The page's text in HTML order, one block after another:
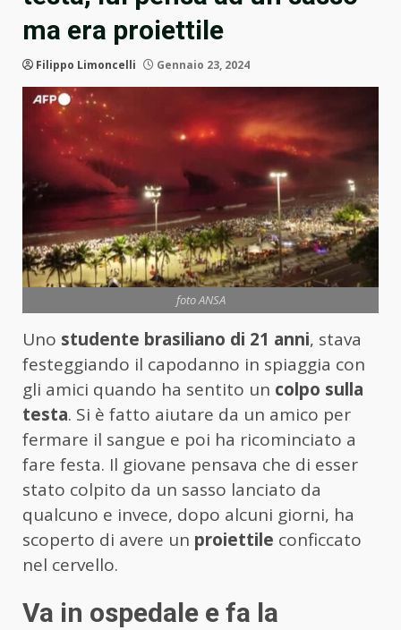
ma era proiettile
Filippo Limoncelli Gennaio 23, 2024
foto ANSA
Uno studente brasiliano di 21 anni, stava
festeggiando il capodanno in spiaggia con
gli amici quando ha sentito un colpo sulla
testa. Si è fatto aiutare da un amico per
fermare il sangue e poi ha ricominciato a
fare festa. Il giovane pensava che di esser
stato colpito da un sasso lanciato da
qualcuno e invece, dopo alcuni giorni, ha
scoperto di avere un proiettile conficcato
nel cervello.
Va in ospedale e fa la